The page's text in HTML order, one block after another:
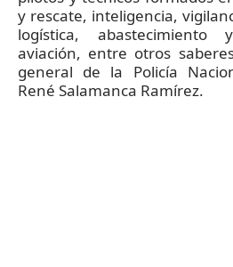
y rescate, inteligencia,
logística, abastecimiento
aviación, entre otros
general de la Policía
René Salamanca Ramírez.